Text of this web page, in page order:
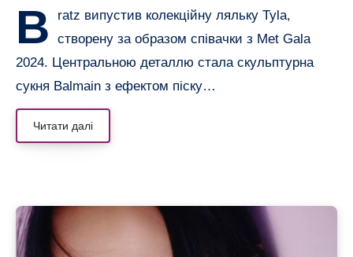
B
ratz випустив колекційну ляльку Tyla,
створену за образом співачки з Met Gala
2024. Центральною деталлю стала скульптурна
сукня Balmain з ефектом піску…
Читати далі